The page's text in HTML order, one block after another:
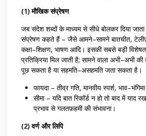
(1) मौखिक संप्रेषण
जब संदेश शब्दों के माध्यम से सीधे बोलकर दिया
संप्रेषण कहते हैं – जैसे आमने–सामने बातचीत,
कक्षा–शिक्षण, भाषण आदि। इसकी सबसे बड़ी
प्रतिक्रिया मिल जाती है; सामने वाला अभी–अभी
पूछ सकता है या सहमति–असहमति जता सकता है।
फायदा – तीव्र गति, मानवीय स्पर्श,
सीमा – यदि बात रिकॉर्ड न हो तो बाद में याद
प्रभाव से गलतफ़हमी की संभावना।
(2) वर्ण और लिपि